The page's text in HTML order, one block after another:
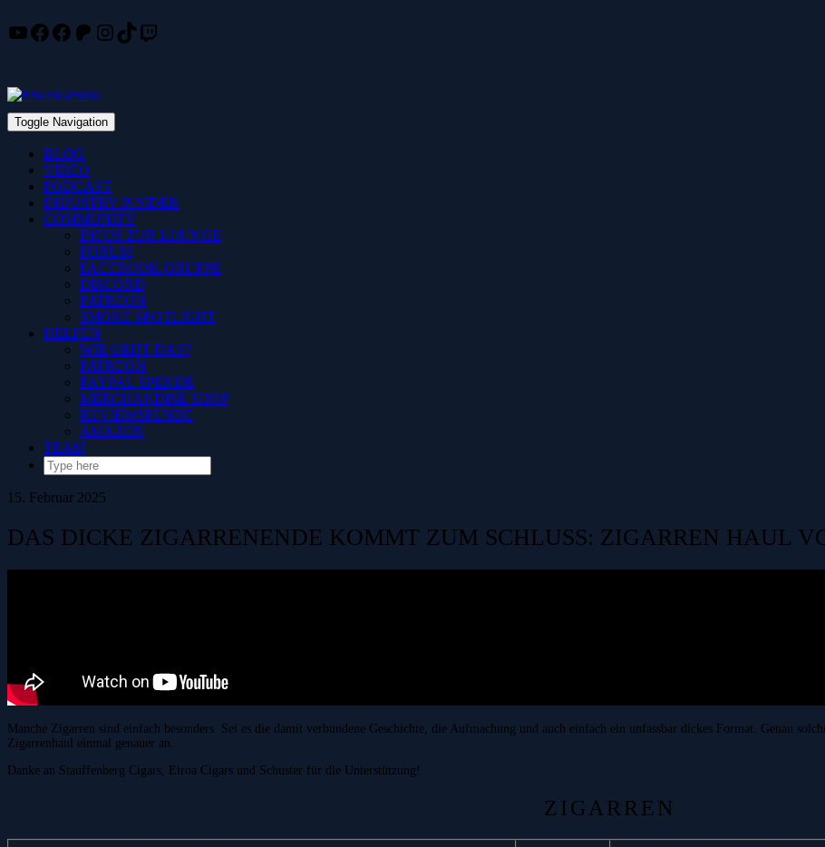
Skip
YouTube
Facebook
Facebook
Patreon
Instagram
TikTok
Twitch
Toggle Navigation
BLOG
VIDEO
PODCAST
INDUSTRY INSIDER
COMMUNITY
INFOS ZUR LOUNGE
FORUM
FACEBOOK-GRUPPE
DISCORD
PATREON
SMOKE SPOTLIGHT
HELFEN
WIE GEHT DAS?
PATREON
PAYPAL SPENDE
MERCHANDISE SHOP
REVIEWSPENDE
AMAZON
TEAM
15. Februar 2025
DAS DICKE ZIGARRENENDE KOMMT ZUM SCHLUSS: ZIGARREN HAUL
Manche Zigarren sind einfach besonders. Sei es die damit verbundene Geschichte, die Aufmachung und auch einfach ein unfassbar dickes Format. Genau
Zigarrenhaul einmal genauer an.
Danke an Stauffenberg Cigars, Eiroa Cigars und Schuster für die Unterstützung!
ZIGARREN